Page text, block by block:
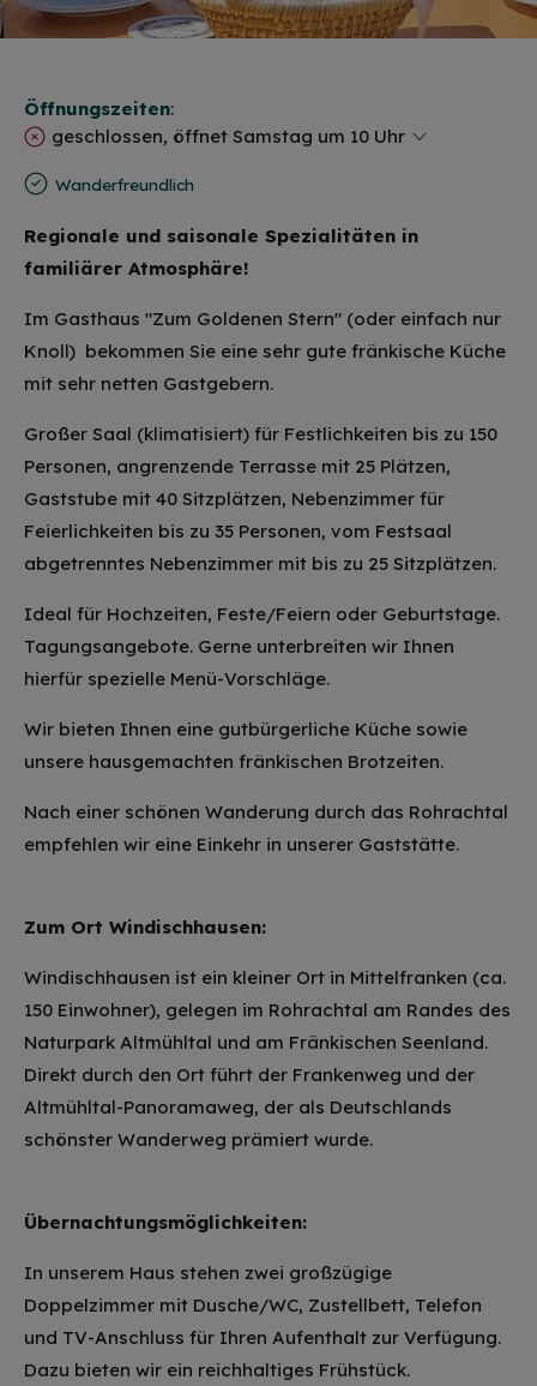
Öffnungszeiten:
geschlossen, öffnet Samstag um 10 Uhr
Wanderfreundlich
Regionale und saisonale Spezialitäten in
familiärer Atmosphäre!
Im Gasthaus "Zum Goldenen Stern" (oder einfach nur
Knoll) bekommen Sie eine sehr gute fränkische Küche
mit sehr netten Gastgebern.
Großer Saal (klimatisiert) für Festlichkeiten bis zu 150
Personen, angrenzende Terrasse mit 25 Plätzen,
Gaststube mit 40 Sitzplätzen, Nebenzimmer für
Feierlichkeiten bis zu 35 Personen, vom Festsaal
abgetrenntes Nebenzimmer mit bis zu 25 Sitzplätzen.
Ideal für Hochzeiten, Feste/Feiern oder Geburtstage.
Tagungsangebote. Gerne unterbreiten wir Ihnen
hierfür spezielle Menü-Vorschläge.
Wir bieten Ihnen eine gutbürgerliche Küche sowie
unsere hausgemachten fränkischen Brotzeiten.
Nach einer schönen Wanderung durch das Rohrachtal
empfehlen wir eine Einkehr in unserer Gaststätte.
Zum Ort Windischhausen:
Windischhausen ist ein kleiner Ort in Mittelfranken (ca.
150 Einwohner), gelegen im Rohrachtal am Randes des
Naturpark Altmühltal und am Fränkischen Seenland.
Direkt durch den Ort führt der Frankenweg und der
Altmühltal-Panoramaweg, der als Deutschlands
schönster Wanderweg prämiert wurde.
Übernachtungsmöglichkeiten:
In unserem Haus stehen zwei großzügige
Doppelzimmer mit Dusche/WC, Zustellbett, Telefon
und TV-Anschluss für Ihren Aufenthalt zur Verfügung.
Dazu bieten wir ein reichhaltiges Frühstück.